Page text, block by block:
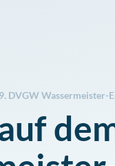
DVGW Wassermeister-